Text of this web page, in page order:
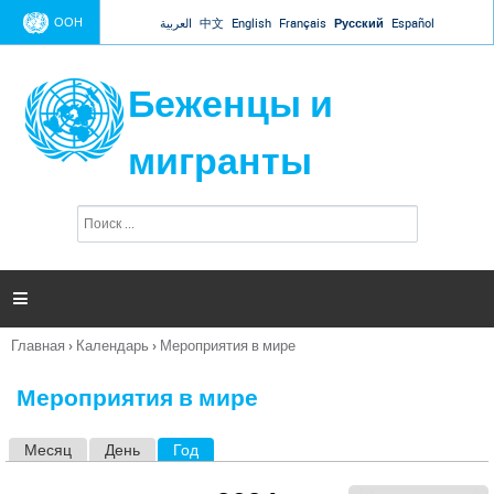
Jump to navigation
ООН العربية 中文 English Français Русский Español
Беженцы и
мигранты
п
и

Вы
Главная › Календарь › Мероприятия в мире
Мероприятия в мире
Месяц День Год